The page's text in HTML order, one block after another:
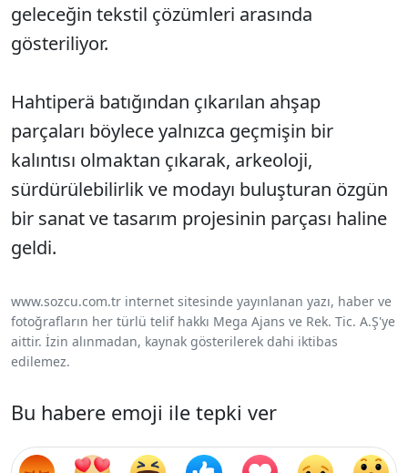
geleceğin tekstil çözümleri arasında
gösteriliyor.
Hahtiperä batığından çıkarılan ahşap
parçaları böylece yalnızca geçmişin bir
kalıntısı olmaktan çıkarak, arkeoloji,
sürdürülebilirlik ve modayı buluşturan özgün
bir sanat ve tasarım projesinin parçası haline
geldi.
www.sozcu.com.tr internet sitesinde yayınlanan yazı, haber ve
fotoğrafların her türlü telif hakkı Mega Ajans ve Rek. Tic. A.Ş'ye
aittir. İzin alınmadan, kaynak gösterilerek dahi iktibas
edilemez.
Bu habere emoji ile tepki ver